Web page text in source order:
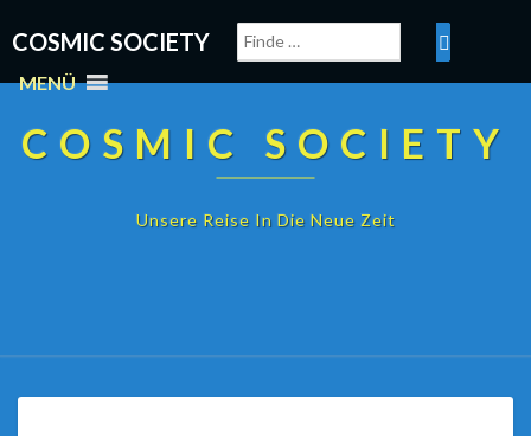
COSMIC SOCIETY
MENÜ
COSMIC SOCIETY
Unsere Reise In Die Neue Zeit